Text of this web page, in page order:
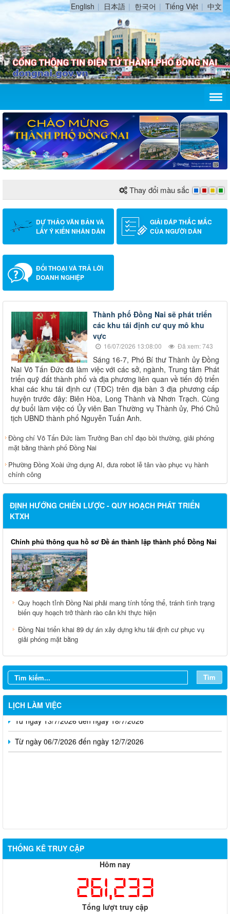
English 日本語 한국어 Tiếng Việt 中文
Thay đổi màu sắc
DỰ THẢO VĂN BẢN VÀ
LẤY Ý KIẾN NHÂN DÂN
GIẢI ĐÁP THẮC MẮC
CỦA NGƯỜI DÂN
ĐỐI THOẠI VÀ TRẢ LỜI
DOANH NGHIỆP
Thành phố Đồng Nai sẽ phát triển
các khu tái định cư quy mô khu
vực
16/07/2026 13:08:00 Đã xem: 743
Sáng 16-7, Phó Bí thư Thành ủy Đồng
Nai Võ Tấn Đức đã làm việc với các sở, ngành, Trung tâm Phát
triển quỹ đất thành phố và địa phương liên quan về tiến độ triển
khai các khu tái định cư (TĐC) trên địa bàn 3 địa phương cấp
huyện trước đây: Biên Hòa, Long Thành và Nhơn Trạch. Cùng
dự buổi làm việc có Ủy viên Ban Thường vụ Thành ủy, Phó Chủ
tịch UBND thành phố Nguyễn Tuấn Anh.
Đồng chí Võ Tấn Đức làm Trưởng Ban chỉ đạo bồi thường, giải phóng
mặt bằng thành phố Đồng Nai
Phường Đồng Xoài ứng dụng AI, đưa robot lễ tân vào phục vụ hành
chính công
ĐỊNH HƯỚNG CHIẾN LƯỢC - QUY HOẠCH PHÁT TRIỂN
KTXH
Chính phủ thông qua hồ sơ Đề án thành lập thành phố Đồng Nai
Quy hoạch tỉnh Đồng Nai phải mang tính tổng thể, tránh tình trạng
biến quy hoạch trở thành rào cản khi thực hiện
Đồng Nai triển khai 89 dự án xây dựng khu tái định cư phục vụ
giải phóng mặt bằng
Tìm
LỊCH LÀM VIỆC
Từ ngày 03/8/2026 đến ngày 09/8/2026
Từ ngày 27/7/2026 đến ngày 02/8/2026
Từ ngày 20/7/2026 đến ngày 26/7/2026
Từ ngày 13/7/2026 đến ngày 18/7/2026
Từ ngày 06/7/2026 đến ngày 12/7/2026
THỐNG KÊ TRUY CẬP
Hôm nay
261,233
Tổng lượt truy cập
Thông báo tuyển chọn tổ chức và cá nhân chủ trì thực hiện
nhiệm vụ khoa học và công nghệ cấp thành phố sử dụng ngân